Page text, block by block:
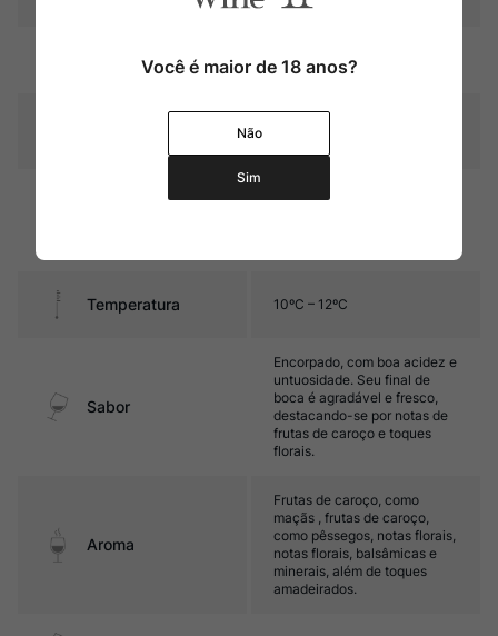
dourados
Graduação Alcóoli
Temperatura 10ºC – 12ºC
Sabor
Encorpado, com boa acidez e
untuosidade. Seu final de
boca é agradável e fresco,
destacando-se por notas de
frutas de caroço e toques
florais.
Aroma
Frutas de caroço, como
maçãs , frutas de caroço,
como pêssegos, notas florais,
notas florais, balsâmicas e
minerais, além de toques
amadeirados.
Você é maior de 18 anos?
Não
Sim